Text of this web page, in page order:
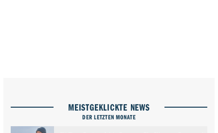
MEISTGEKLICKTE NEWS
DER LETZTEN MONATE